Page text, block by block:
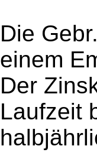
Die
einem
Der
Laufzeit